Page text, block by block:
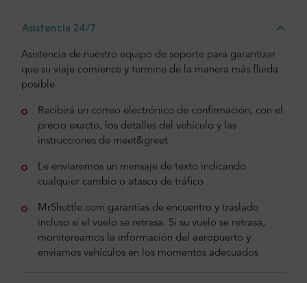
Asistencia 24/7
Asistencia de nuestro equipo de soporte para garantizar
que su viaje comience y termine de la manera más fluida
posible
Recibirá un correo electrónico de confirmación, con el
precio exacto, los detalles del vehículo y las
instrucciones de meet&greet
Le enviaremos un mensaje de texto indicando
cualquier cambio o atasco de tráfico
MrShuttle.com garantías de encuentro y traslado
incluso si el vuelo se retrasa. Si su vuelo se retrasa,
monitoreamos la información del aeropuerto y
enviamos vehículos en los momentos adecuados